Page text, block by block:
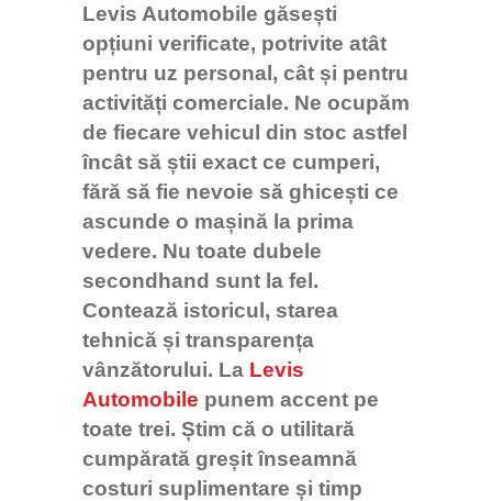
Levis Automobile găsești
opțiuni verificate, potrivite atât
pentru uz personal, cât și pentru
activități comerciale. Ne ocupăm
de fiecare vehicul din stoc astfel
încât să știi exact ce cumperi,
fără să fie nevoie să ghicești ce
ascunde o mașină la prima
vedere. Nu toate dubele
secondhand sunt la fel.
Contează istoricul, starea
tehnică și transparența
vânzătorului. La Levis
Automobile punem accent pe
toate trei. Știm că o utilitară
cumpărată greșit înseamnă
costuri suplimentare și timp